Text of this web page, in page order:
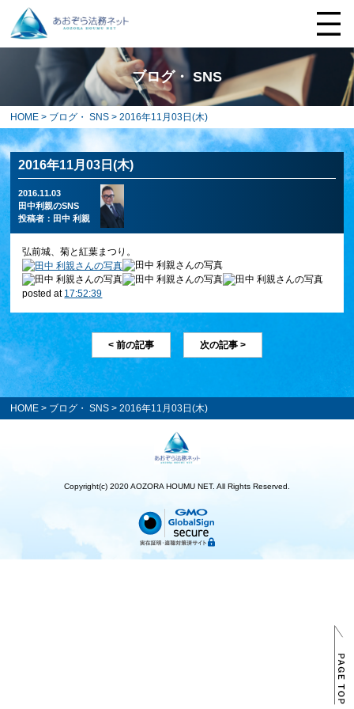
ブログ・ SNS
HOME > ブログ・ SNS > 2016年11月03日(木)
2016年11月03日(木)
2016.11.03
田中利親のSNS
投稿者： 田中 利親
弘前城、菊と紅葉まつり。
posted at 17:52:39
< 前の記事 次の記事 >
HOME > ブログ・ SNS > 2016年11月03日(木)
Copyright(c) 2020 AOZORA HOUMU NET. All Rights Reserved.